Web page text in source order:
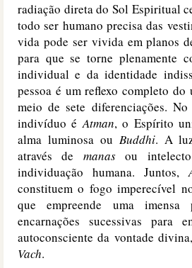
radiação direta do Sol Espiritual
todo ser humano precisa das
vida pode ser vivida em planos
para que se torne plenamente
individual e da identidade
pessoa é um reflexo completo
meio de sete diferenciações.
indivíduo éAtman, o Espírito
alma luminosa ou Buddhi. A
através de manasou intelecto
individuação humana. Juntos,
constituem o fogo imperecível
que empreende uma imensa
encarnações sucessivas para
autoconsciente da vontade
Vach.